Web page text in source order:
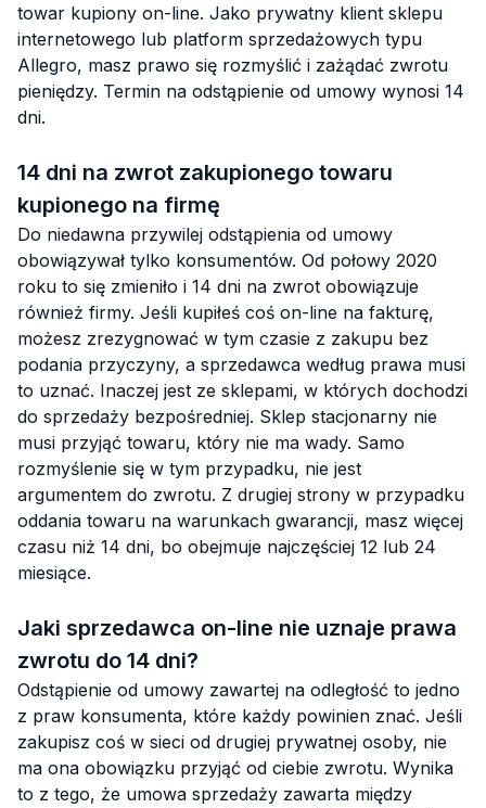
towar kupiony on-line. Jako prywatny klient sklepu
internetowego lub platform sprzedażowych typu
Allegro, masz prawo się rozmyślić i zażądać zwrotu
pieniędzy. Termin na odstąpienie od umowy wynosi 14
dni.
14 dni na zwrot zakupionego towaru
kupionego na firmę
Do niedawna przywilej odstąpienia od umowy
obowiązywał tylko konsumentów. Od połowy 2020
roku to się zmieniło i 14 dni na zwrot obowiązuje
również firmy. Jeśli kupiłeś coś on-line na fakturę,
możesz zrezygnować w tym czasie z zakupu bez
podania przyczyny, a sprzedawca według prawa musi
to uznać. Inaczej jest ze sklepami, w których dochodzi
do sprzedaży bezpośredniej. Sklep stacjonarny nie
musi przyjąć towaru, który nie ma wady. Samo
rozmyślenie się w tym przypadku, nie jest
argumentem do zwrotu. Z drugiej strony w przypadku
oddania towaru na warunkach gwarancji, masz więcej
czasu niż 14 dni, bo obejmuje najczęściej 12 lub 24
miesiące.
Jaki sprzedawca on-line nie uznaje prawa
zwrotu do 14 dni?
Odstąpienie od umowy zawartej na odległość to jedno
z praw konsumenta, które każdy powinien znać. Jeśli
zakupisz coś w sieci od drugiej prywatnej osoby, nie
ma ona obowiązku przyjąć od ciebie zwrotu. Wynika
to z tego, że umowa sprzedaży zawarta między